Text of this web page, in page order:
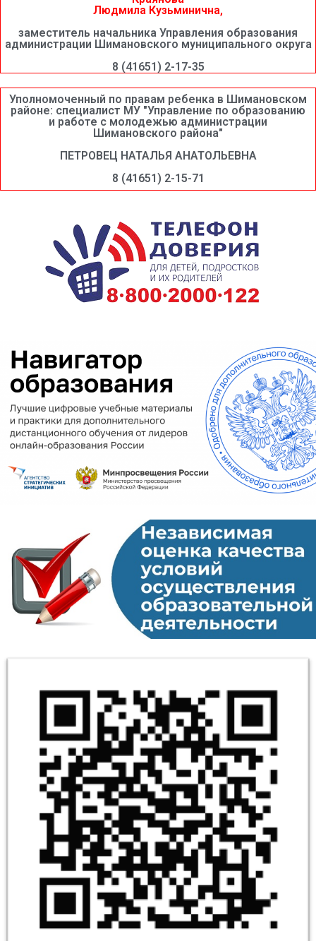
Людмила Кузьминична,
заместитель начальника Управления образования
администрации Шимановского муниципального округа
8 (41651) 2-17-35
Уполномоченный по правам ребенка в Шимановском
районе: специалист МУ "Управление по образованию
и работе с молодежью администрации
Шимановского района"
ПЕТРОВЕЦ НАТАЛЬЯ АНАТОЛЬЕВНА
8 (41651) 2-15-71